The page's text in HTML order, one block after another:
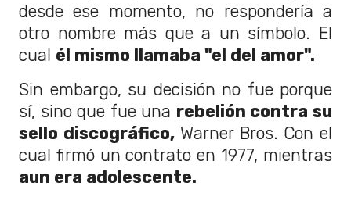
desde ese momento, no respondería a
otro nombre más que a un símbolo. El
cual él mismo llamaba "el del amor".
Sin embargo, su decisión no fue porque
sí, sino que fue una rebelión contra su
sello discográfico,Warner Bros. Con el
cual firmó un contrato en 1977, mientras
aun era adolescente.